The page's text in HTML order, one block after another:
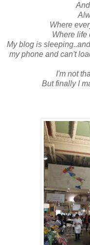
Where
Where life
My blog is
my phone and can't
I'm not
But finally I